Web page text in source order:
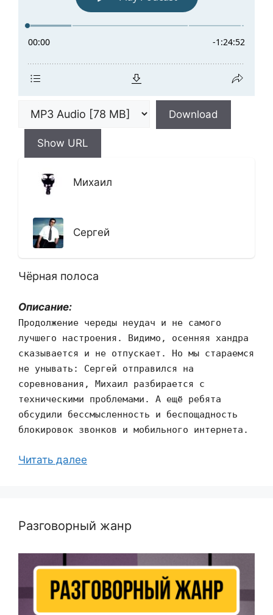
Download
Show URL
Михаил
Сергей
Чёрная полоса
Описание:
Продолжение череды неудач и не самого
лучшего настроения. Видимо, осенняя хандра
сказывается и не отпускает. Но мы стараемся
не унывать: Сергей отправился на
соревнования, Михаил разбирается с
техническими проблемами. А ещё ребята
обсудили бессмысленность и беспощадность
блокировок звонков и мобильного интернета.
Читать далее
Разговорный жанр